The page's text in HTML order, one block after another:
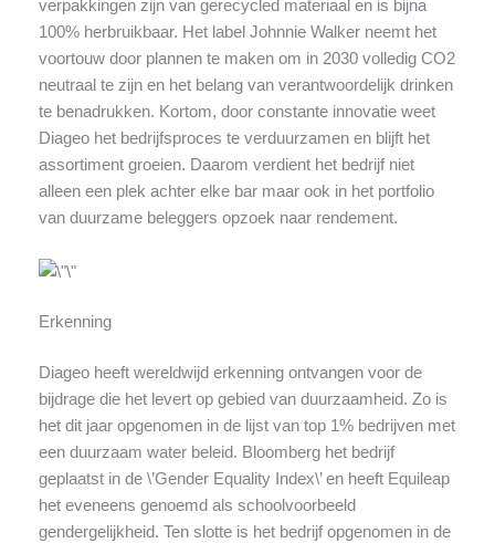
verpakkingen zijn van gerecycled materiaal en is bijna
100% herbruikbaar. Het label Johnnie Walker neemt het
voortouw door plannen te maken om in 2030 volledig CO2
neutraal te zijn en het belang van verantwoordelijk drinken
te benadrukken. Kortom, door constante innovatie weet
Diageo het bedrijfsproces te verduurzamen en blijft het
assortiment groeien. Daarom verdient het bedrijf niet
alleen een plek achter elke bar maar ook in het portfolio
van duurzame beleggers opzoek naar rendement.
Erkenning
Diageo heeft wereldwijd erkenning ontvangen voor de
bijdrage die het levert op gebied van duurzaamheid. Zo is
het dit jaar opgenomen in de lijst van top 1% bedrijven met
een duurzaam water beleid. Bloomberg het bedrijf
geplaatst in de \’Gender Equality Index\’ en heeft Equileap
het eveneens genoemd als schoolvoorbeeld
gendergelijkheid. Ten slotte is het bedrijf opgenomen in de